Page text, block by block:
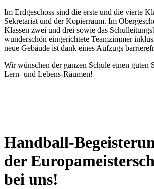
Im Erdgeschoss sind die erste und die vierte
Sekretariat und der Kopierraum. Im
Klassen zwei und drei sowie das
wunderschön eingerichtete Teamzimmer
neue Gebäude ist dank eines Aufzugs
Wir wünschen der ganzen Schule einen guten
Lern- und Lebens-Räumen!
Handball-
der
bei uns!